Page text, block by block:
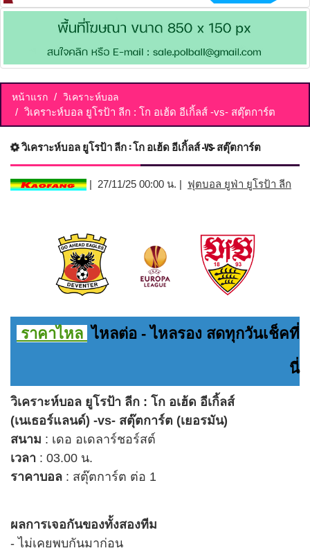
หน้าแรก วิเคราะห์บอล
วิเคราะห์บอล ยูโรป้า ลีก : โก อเฮ้ด อีเกิ้ลส์ -vs- สตุ๊ตการ์ต
วิเคราะห์บอล ยูโรป้า ลีก : โก อเฮ้ด อีเกิ้ลส์ -vs- สตุ๊ตการ์ต
| 27/11/25 00:00 น. | ฟุตบอล ยูฟ่า ยูโรป้า ลีก
ราคาไหล ไหลต่อ - ไหลรอง สดทุกวันเช็คที่
นี่
วิเคราะห์บอล ยูโรป้า ลีก : โก อเฮ้ด อีเกิ้ลส์
(เนเธอร์แลนด์) -vs- สตุ๊ตการ์ต (เยอรมัน)
สนาม : เดอ อเดลาร์ชอร์สต์
เวลา : 03.00 น.
ราคาบอล : สตุ๊ตการ์ต ต่อ 1
ผลการเจอกันของทั้งสองทีม
- ไม่เคยพบกันมาก่อน